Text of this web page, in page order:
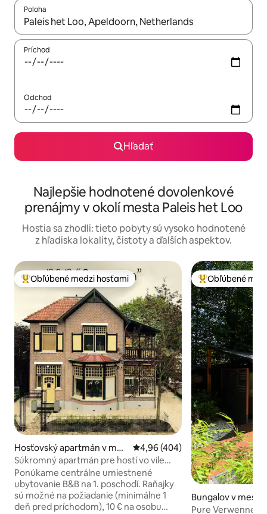
Poloha
Keď budú výsledky k dispozícii, môžete si ich prechádzať
Príchod
Odchod
Hľadať
Najlepšie hodnotené dovolenkové
prenájmy v okolí mesta Paleis het Loo
Hostia sa zhodli: tieto pobyty sú vysoko hodnotené
z hľadiska lokality, čistoty a ďalších aspektov.
Najobľúbenejšie medzi hosťami
Obľúbené medzi hosťami
Hosťovský apartmán v mes
te Apeldoorn
Priemerné ohodnotenie 4,96 z
4,96 (404)
Súkromný apartmán pre hostí vo vile
neďaleko centra Apeldoornu
Ponúkame centrálne umiestnené
ubytovanie B&B na 1. poschodí. Raňajky
sú možné na požiadanie (minimálne 1
deň pred príchodom), 10 € na osobu
Najobľúbenejšie
Obľúbené
Bungalov v
Pure Verwennerij